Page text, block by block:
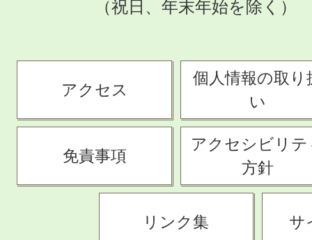
（祝日、年末年始を除く）
アクセス
個人情報の取り
い
免責事項
アクセシビリテ
方針
リンク集 サ